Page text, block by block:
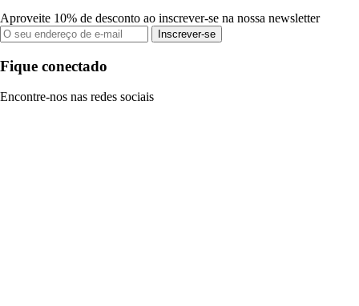
Aproveite 10% de desconto ao inscrever-se na nossa newsletter
Inscrever-se
Fique conectado
Encontre-nos nas redes sociais